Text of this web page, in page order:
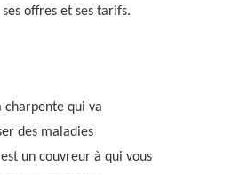
offres et ses tarifs.
charpente qui va
des maladies
un couvreur à qui vous